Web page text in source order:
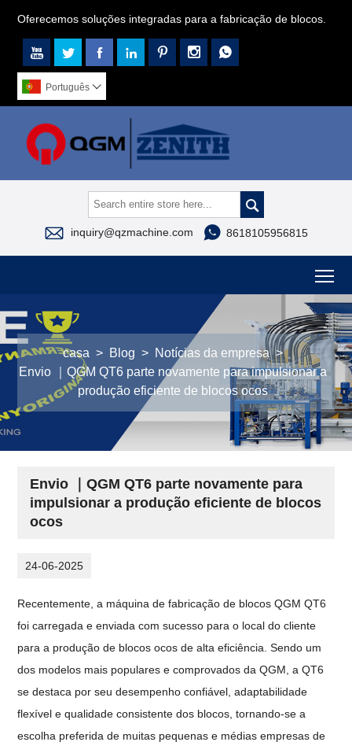
Oferecemos soluções integradas para a fabricação de blocos.
      
Português 

 inquiry@qzmachine.com  8618105956815
casa > Blog > Notícias da empresa >
Envio ｜QGM QT6 parte novamente para impulsionar a
produção eficiente de blocos ocos
Envio ｜QGM QT6 parte novamente para
impulsionar a produção eficiente de blocos
ocos
24-06-2025
Recentemente, a máquina de fabricação de blocos QGM QT6
foi carregada e enviada com sucesso para o local do cliente
para a produção de blocos ocos de alta eficiência. Sendo um
dos modelos mais populares e comprovados da QGM, a QT6
se destaca por seu desempenho confiável, adaptabilidade
flexível e qualidade consistente dos blocos, tornando-se a
escolha preferida de muitas pequenas e médias empresas de